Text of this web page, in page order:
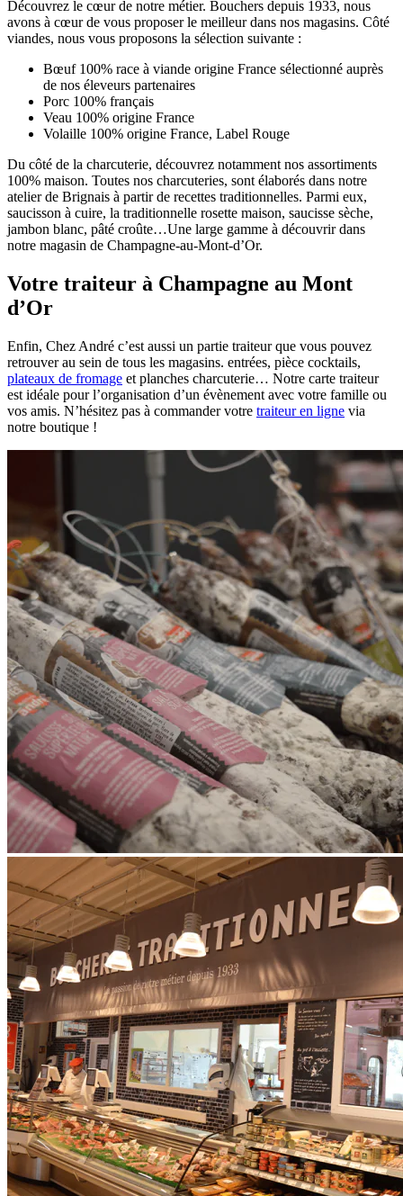
Découvrez le cœur de notre métier. Bouchers depuis 1933, nous
avons à cœur de vous proposer le meilleur dans nos magasins. Côté
viandes, nous vous proposons la sélection suivante :
Bœuf 100% race à viande origine France sélectionné auprès
de nos éleveurs partenaires
Porc 100% français
Veau 100% origine France
Volaille 100% origine France, Label Rouge
Du côté de la charcuterie, découvrez notamment nos assortiments
100% maison. Toutes nos charcuteries, sont élaborés dans notre
atelier de Brignais à partir de recettes traditionnelles. Parmi eux,
saucisson à cuire, la traditionnelle rosette maison, saucisse sèche,
jambon blanc, pâté croûte…Une large gamme à découvrir dans
notre magasin de Champagne-au-Mont-d’Or.
Votre traiteur à Champagne au Mont
d’Or
Enfin, Chez André c’est aussi un partie traiteur que vous pouvez
retrouver au sein de tous les magasins. entrées, pièce cocktails,
plateaux de fromage et planches charcuterie… Notre carte traiteur
est idéale pour l’organisation d’un évènement avec votre famille ou
vos amis. N’hésitez pas à commander votre traiteur en ligne via
notre boutique !